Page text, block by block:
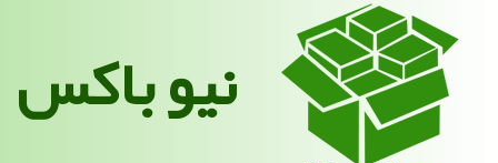
نیو باکس